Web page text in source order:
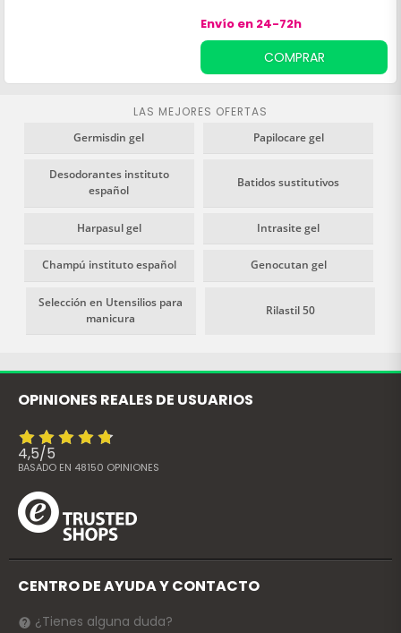
cuerpo. Diseñada para una
limpieza eficaz de la piel,
ayuda a restaurar la suavidad
y tersura.
Envío en 24-72h
COMPRAR
LAS MEJORES OFERTAS
Germisdin gel
Papilocare gel
Desodorantes instituto
español
Batidos sustitutivos
Harpasul gel Intrasite gel
Champú instituto español Genocutan gel
Selección en Utensilios para
manicura
Rilastil 50
OPINIONES REALES DE USUARIOS
4,5/5
BASADO EN 48150 OPINIONES
CENTRO DE AYUDA Y CONTACTO
¿Tienes alguna duda?